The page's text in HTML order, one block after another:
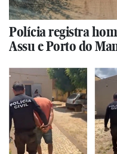
Polícia registra
Assu e Porto do